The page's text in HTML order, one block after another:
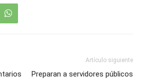
Artículo siguiente
Preparan a servidores públicos